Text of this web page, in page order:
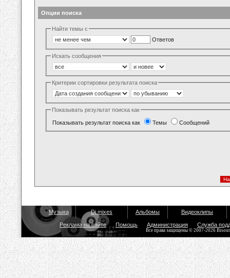
Опции поиска
Найти темы с
Ответов
Искать сообщения
Критерии сортировки результата поиска
Показывать результат поиска как
Показывать результат поиска как Темы Сообщений
Музыка Dj mixes Альбомы Видеоклипы
Реклама на сайте Помощь Администрация Служба
Все права защищены © 2007-2026